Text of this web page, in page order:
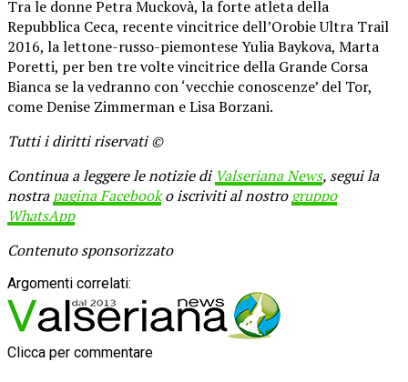
Tra le donne Petra Muckovà, la forte atleta della
Repubblica Ceca, recente vincitrice dell’Orobie Ultra Trail
2016, la lettone-russo-piemontese Yulia Baykova, Marta
Poretti, per ben tre volte vincitrice della Grande Corsa
Bianca se la vedranno con ‘vecchie conoscenze’ del Tor,
come Denise Zimmerman e Lisa Borzani.
Tutti i diritti riservati ©
Continua a leggere le notizie di Valseriana News, segui la
nostrapagina Facebooko iscriviti al nostrogruppo
WhatsApp
Contenuto sponsorizzato
Argomenti correlati:
Clicca per commentare